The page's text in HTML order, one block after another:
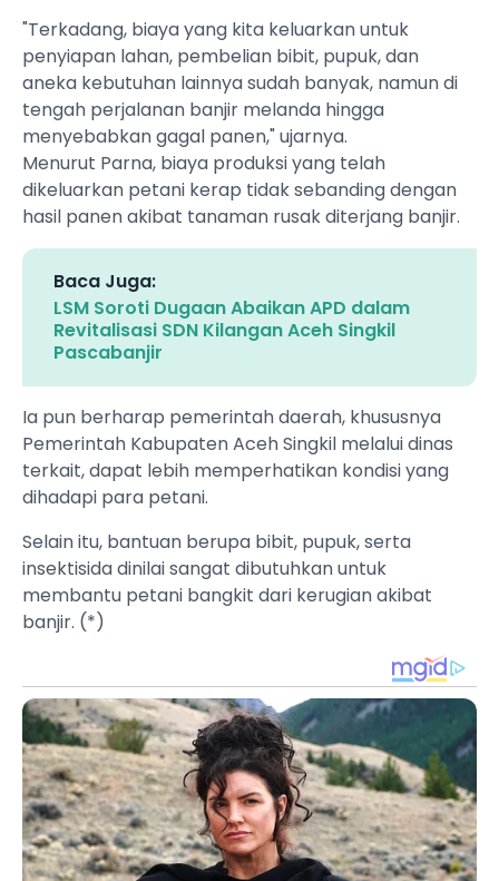
"Terkadang, biaya yang kita keluarkan untuk
penyiapan lahan, pembelian bibit, pupuk, dan
aneka kebutuhan lainnya sudah banyak, namun di
tengah perjalanan banjir melanda hingga
menyebabkan gagal panen," ujarnya.
Menurut Parna, biaya produksi yang telah
dikeluarkan petani kerap tidak sebanding dengan
hasil panen akibat tanaman rusak diterjang banjir.
Baca Juga:
LSM Soroti Dugaan Abaikan APD dalam
Revitalisasi SDN Kilangan Aceh Singkil
Pascabanjir
Ia pun berharap pemerintah daerah, khususnya
Pemerintah Kabupaten Aceh Singkil melalui dinas
terkait, dapat lebih memperhatikan kondisi yang
dihadapi para petani.
Selain itu, bantuan berupa bibit, pupuk, serta
insektisida dinilai sangat dibutuhkan untuk
membantu petani bangkit dari kerugian akibat
banjir. (*)